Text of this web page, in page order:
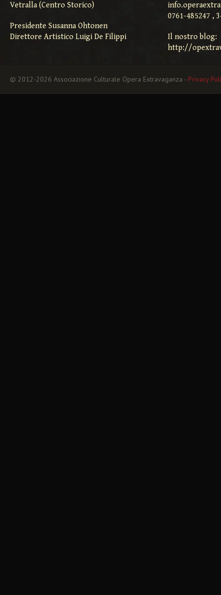
Vetralla (Centro Storico)
Presidente Susanna Ohtonen
Direttore Artistico Luigi De Filippi
0761-485247 ,
Il nostro blog:
http://
© 2012-2026 Associazione Culturale Opera Extravaganza - Privacy